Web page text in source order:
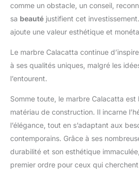
comme un obstacle, un conseil,
sa beauté justifient cet
ajoute une valeur esthétique et
Le marbre Calacatta continue
à ses qualités uniques, malgré les
l’entourent.
Somme toute, le marbre Calacatta est
matériau de construction. Il incarne
l’élégance, tout en s’adaptant aux
contemporains. Grâce à ses
durabilité et son esthétique
premier ordre pour ceux qui